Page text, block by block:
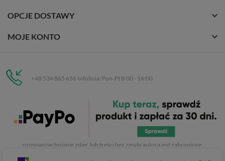
OPCJE DOSTAWY
MOJE KONTO
+48 534 865 656 Infolinia: Pon-Pt 8:00 - 16:00
C.H. Respan, Rejtana 53a/250
35-326 Rzeszów
. Kopiowanie, przetwarzanie,
rozpowszechnianie zdjęć lub treści bez zgody autora jest zabronione.